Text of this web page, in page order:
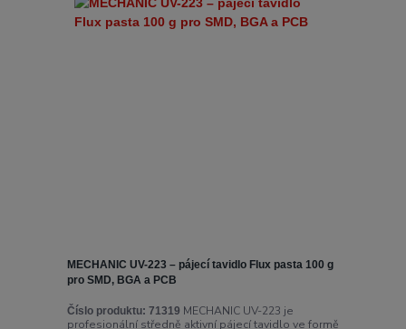
MECHANIC UV-223 – pájecí tavidlo Flux pasta 100 g
pro SMD, BGA a PCB
Číslo produktu: 71319 MECHANIC UV-223 je
profesionální středně aktivní pájecí tavidlo ve formě